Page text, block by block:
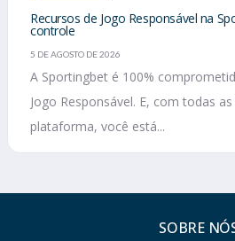
Recursos de Jogo Responsável na
controle
5 DE AGOSTO DE 2026
A Sportingbet é 100%
Jogo Responsável. E, com todas
plataforma, você está...
SOBRE